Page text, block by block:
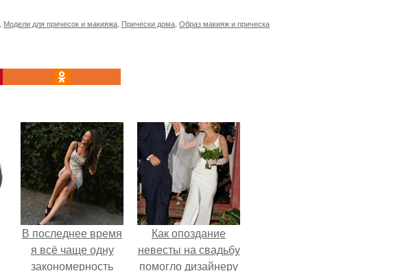
Модели для причесок и макияжа Прически дома Образ макияж и прическа
В последнее время
я всё чаще одну
закономерность
Как опоздание
невесты на свадьбу
помогло дизайнеру